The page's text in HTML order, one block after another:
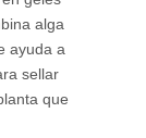
alga
ayuda a
sellar
que